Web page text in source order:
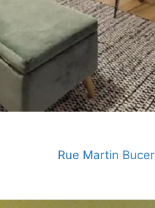
Rue Martin Bucer